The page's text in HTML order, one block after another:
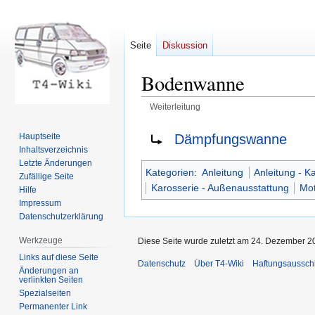
Bodenwanne
Weiterleitung
Navigation
springen
Suche
springen
Weiterleitung nach:
Dämpfungswanne
Kategorien: Anleitung
Anleitung -
Karosserie - Außenausstattung
Seite Diskussion
Hauptseite
Inhaltsverzeichnis
Letzte Änderungen
Zufällige Seite
Hilfe
Impressum
Datenschutzerklärung
Werkzeuge
Links auf diese Seite
Änderungen an
verlinkten Seiten
Spezialseiten
Permanenter Link
Diese Seite wurde zuletzt am 24. Dezember
Datenschutz Über T4-Wiki